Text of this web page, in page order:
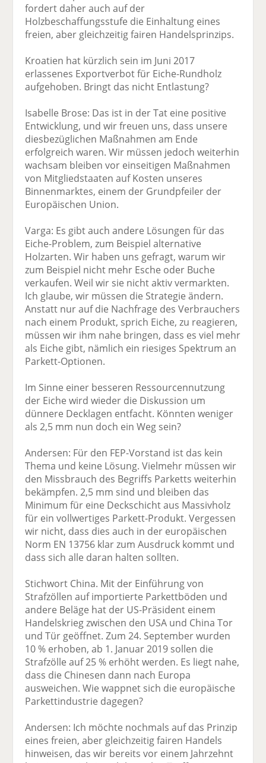
fordert daher auch auf der
Holzbeschaffungsstufe die Einhaltung eines
freien, aber gleichzeitig fairen Handelsprinzips.
Kroatien hat kürzlich sein im Juni 2017
erlassenes Exportverbot für Eiche-Rundholz
aufgehoben. Bringt das nicht Entlastung?
Isabelle Brose: Das ist in der Tat eine positive
Entwicklung, und wir freuen uns, dass unsere
diesbezüglichen Maßnahmen am Ende
erfolgreich waren. Wir müssen jedoch weiterhin
wachsam bleiben vor einseitigen Maßnahmen
von Mitgliedstaaten auf Kosten unseres
Binnenmarktes, einem der Grundpfeiler der
Europäischen Union.
Varga: Es gibt auch andere Lösungen für das
Eiche-Problem, zum Beispiel alternative
Holzarten. Wir haben uns gefragt, warum wir
zum Beispiel nicht mehr Esche oder Buche
verkaufen. Weil wir sie nicht aktiv vermarkten.
Ich glaube, wir müssen die Strategie ändern.
Anstatt nur auf die Nachfrage des Verbrauchers
nach einem Produkt, sprich Eiche, zu reagieren,
müssen wir ihm nahe bringen, dass es viel mehr
als Eiche gibt, nämlich ein riesiges Spektrum an
Parkett-Optionen.
Im Sinne einer besseren Ressourcennutzung
der Eiche wird wieder die Diskussion um
dünnere Decklagen entfacht. Könnten weniger
als 2,5 mm nun doch ein Weg sein?
Andersen: Für den FEP-Vorstand ist das kein
Thema und keine Lösung. Vielmehr müssen wir
den Missbrauch des Begriffs Parketts weiterhin
bekämpfen. 2,5 mm sind und bleiben das
Minimum für eine Deckschicht aus Massivholz
für ein vollwertiges Parkett-Produkt. Vergessen
wir nicht, dass dies auch in der europäischen
Norm EN 13756 klar zum Ausdruck kommt und
dass sich alle daran halten sollten.
Stichwort China. Mit der Einführung von
Strafzöllen auf importierte Parkettböden und
andere Beläge hat der US-Präsident einem
Handelskrieg zwischen den USA und China Tor
und Tür geöffnet. Zum 24. September wurden
10 % erhoben, ab 1. Januar 2019 sollen die
Strafzölle auf 25 % erhöht werden. Es liegt nahe,
dass die Chinesen dann nach Europa
ausweichen. Wie wappnet sich die europäische
Parkettindustrie dagegen?
Andersen: Ich möchte nochmals auf das Prinzip
eines freien, aber gleichzeitig fairen Handels
hinweisen, das wir bereits vor einem Jahrzehnt